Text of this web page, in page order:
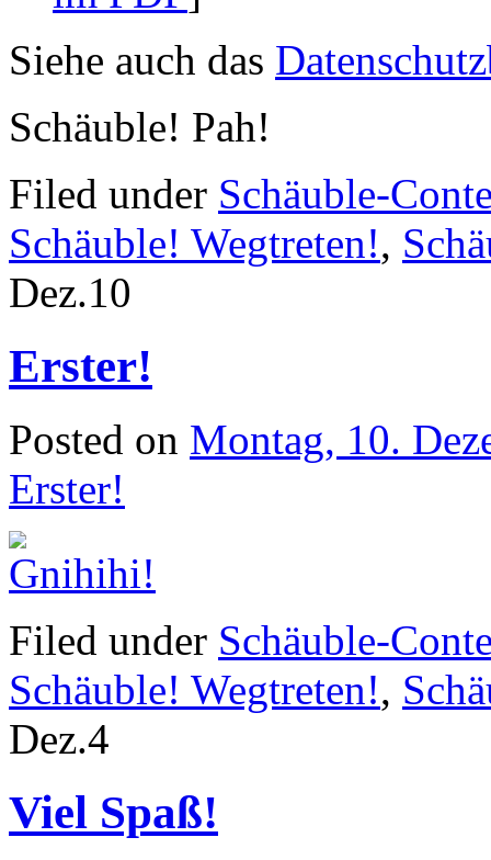
Siehe auch das
Schäuble! Pah!
Filed under Schäuble-
Schäuble! Wegtreten!,
Dez.10
Erster!
Posted on Montag, 10.
Erster!
Filed under Schäuble-
Schäuble! Wegtreten!,
Dez.4
Viel Spaß!